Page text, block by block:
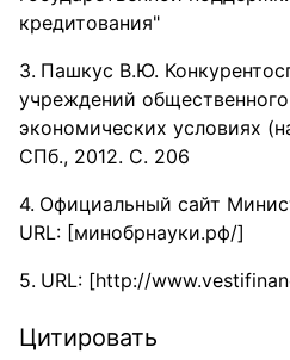
кредитования"
Пашкус В.Ю.
учреждений
экономических условиях
СПб., 2012. С. 206
Официальный сайт
URL: [минобрнауки.рф/]
URL: [http://
Цитировать